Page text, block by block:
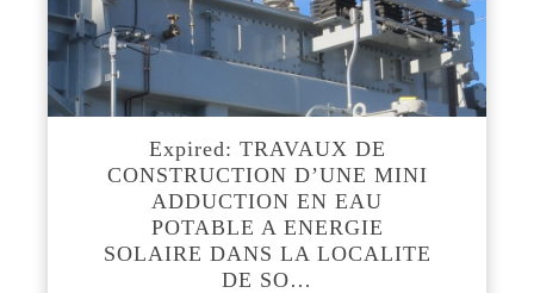
Expired: TRAVAUX DE
CONSTRUCTION D’UNE MINI
ADDUCTION EN EAU
POTABLE A ENERGIE
SOLAIRE DANS LA LOCALITE
DE SO…